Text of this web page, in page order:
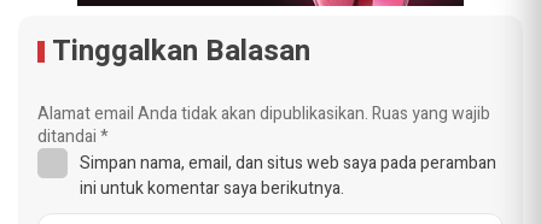
Tinggalkan Balasan
Alamat email Anda tidak akan dipublikasikan.Ruas yang wajib
ditandai*
Simpan nama, email, dan situs web saya pada peramban
ini untuk komentar saya berikutnya.